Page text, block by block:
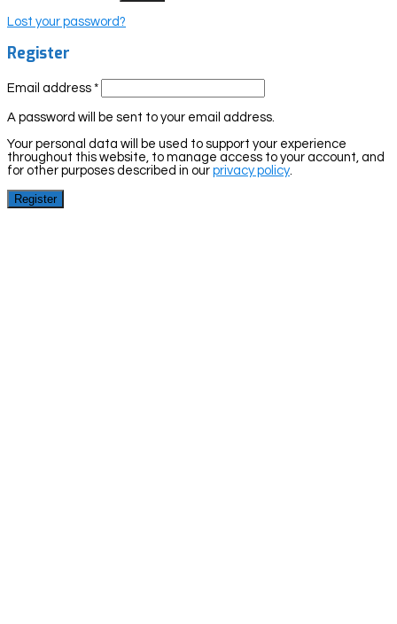
Lost your password?
Register
Email address *
A password will be sent to your email address.
Your personal data will be used to support your experience
throughout this website, to manage access to your account, and
for other purposes described in our privacy policy
Register